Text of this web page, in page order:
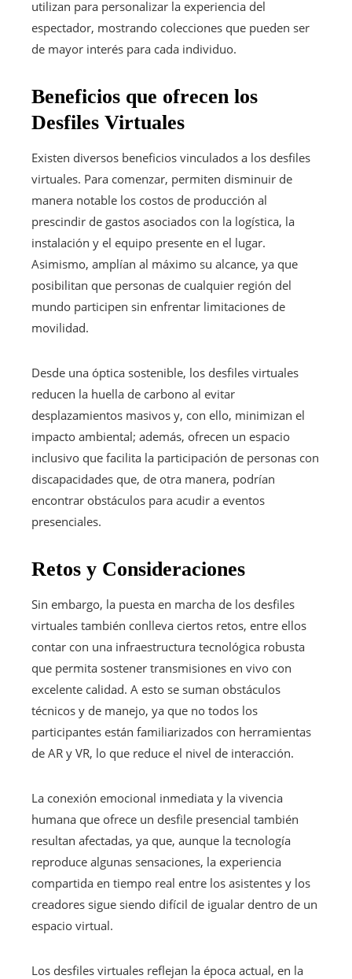
utilizan para personalizar la experiencia del
espectador, mostrando colecciones que pueden ser
de mayor interés para cada individuo.
Beneficios que ofrecen los
Desfiles Virtuales
Existen diversos beneficios vinculados a los desfiles
virtuales. Para comenzar, permiten disminuir de
manera notable los costos de producción al
prescindir de gastos asociados con la logística, la
instalación y el equipo presente en el lugar.
Asimismo, amplían al máximo su alcance, ya que
posibilitan que personas de cualquier región del
mundo participen sin enfrentar limitaciones de
movilidad.
Desde una óptica sostenible, los desfiles virtuales
reducen la huella de carbono al evitar
desplazamientos masivos y, con ello, minimizan el
impacto ambiental; además, ofrecen un espacio
inclusivo que facilita la participación de personas con
discapacidades que, de otra manera, podrían
encontrar obstáculos para acudir a eventos
presenciales.
Retos y Consideraciones
Sin embargo, la puesta en marcha de los desfiles
virtuales también conlleva ciertos retos, entre ellos
contar con una infraestructura tecnológica robusta
que permita sostener transmisiones en vivo con
excelente calidad. A esto se suman obstáculos
técnicos y de manejo, ya que no todos los
participantes están familiarizados con herramientas
de AR y VR, lo que reduce el nivel de interacción.
La conexión emocional inmediata y la vivencia
humana que ofrece un desfile presencial también
resultan afectadas, ya que, aunque la tecnología
reproduce algunas sensaciones, la experiencia
compartida en tiempo real entre los asistentes y los
creadores sigue siendo difícil de igualar dentro de un
espacio virtual.
Los desfiles virtuales reflejan la época actual, en la